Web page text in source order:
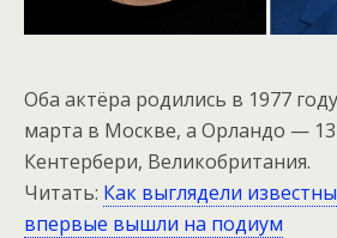
Оба актёра родились в 1977
марта в Москве, а Орландо — 13
Кентербери, Великобритания.
Читать: Как выглядели
впервые вышли на подиум